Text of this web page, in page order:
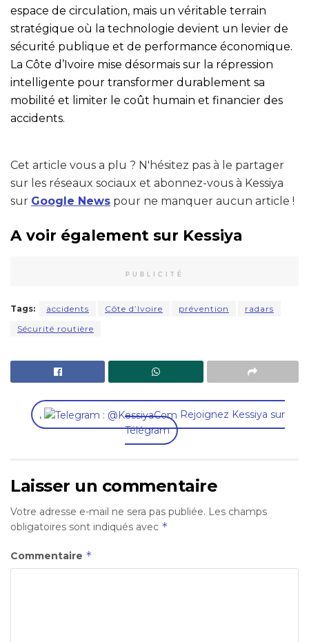
espace de circulation, mais un véritable terrain
stratégique où la technologie devient un levier de
sécurité publique et de performance économique.
La Côte d’Ivoire mise désormais sur la répression
intelligente pour transformer durablement sa
mobilité et limiter le coût humain et financier des
accidents.
Cet article vous a plu ? N'hésitez pas à le partager
sur les réseaux sociaux et abonnez-vous à Kessiya
sur Google News pour ne manquer aucun article !
A voir également sur Kessiya
PUBLICITÉ
Tags: accidents Côte d’Ivoire prévention
radars
Sécurité routière
,
Rejoignez Kessiya sur
Télégram
Laisser un commentaire
Votre adresse e-mail ne sera pas publiée. Les champs
obligatoires sont indiqués avec *
Commentaire *